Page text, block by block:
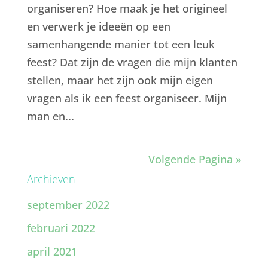
organiseren? Hoe maak je het origineel
en verwerk je ideeën op een
samenhangende manier tot een leuk
feest? Dat zijn de vragen die mijn klanten
stellen, maar het zijn ook mijn eigen
vragen als ik een feest organiseer. Mijn
man en...
Volgende Pagina »
Archieven
september 2022
februari 2022
april 2021